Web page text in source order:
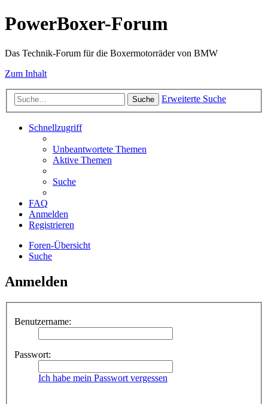
PowerBoxer-Forum
Das Technik-Forum für die Boxermotorräder von BMW
Zum Inhalt
Suche Erweiterte Suche
Schnellzugriff
Unbeantwortete Themen
Aktive Themen
Suche
FAQ
Anmelden
Registrieren
Foren-Übersicht
Suche
Anmelden
Benutzername:
Passwort:
Ich habe mein Passwort vergessen